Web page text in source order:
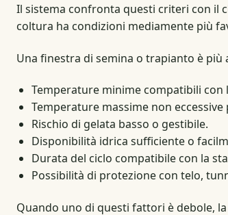
Il sistema confronta questi criteri con il
coltura ha condizioni mediamente più
Una finestra di semina o trapianto è
Temperature minime compatibili con
Temperature massime non eccessive
Rischio di gelata basso o gestibile.
Disponibilità idrica sufficiente o
Durata del ciclo compatibile con la
Possibilità di protezione con telo,
Quando uno di questi fattori è debole,